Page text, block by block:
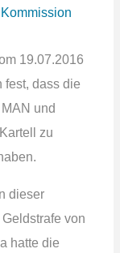
19.07.2016
fest, dass die
und
zu
dieser
von
hatte die